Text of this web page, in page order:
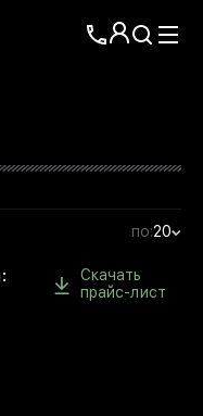
по:20
Скачать
прайс-лист